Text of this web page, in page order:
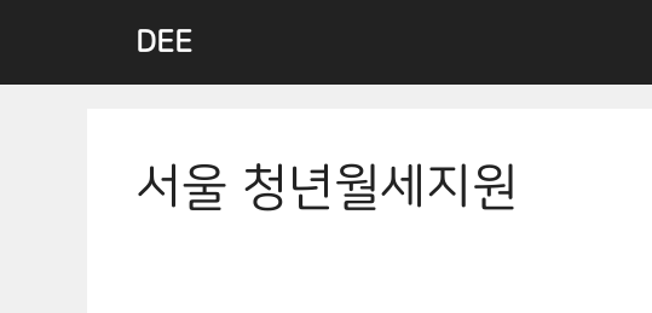
content
DEE
서울 청년월세지원